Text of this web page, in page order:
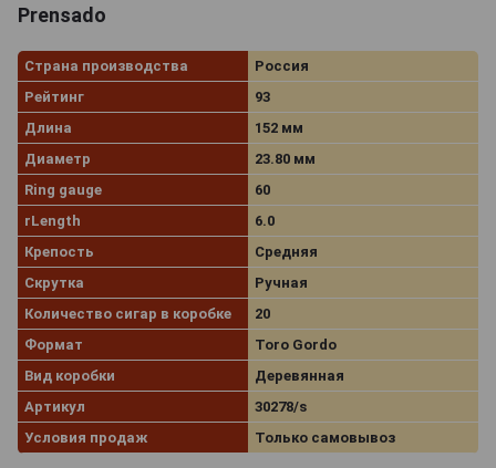
Prensado
Страна производства
Россия
Рейтинг
93
Длина
152 мм
Диаметр
23.80 мм
Ring gauge
60
rLength
6.0
Крепость
Средняя
Скрутка
Ручная
Количество сигар в коробке
20
Формат
Toro Gordo
Вид коробки
Деревянная
Артикул
30278/s
Условия продаж
Только самовывоз